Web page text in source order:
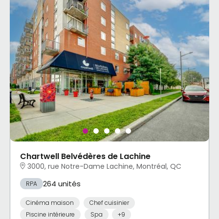
Chartwell Belvédères de Lachine
3000, rue Notre-Dame Lachine, Montréal, QC
RPA 264 unités
Cinéma maison
Chef cuisinier
Piscine intérieure
Spa +9